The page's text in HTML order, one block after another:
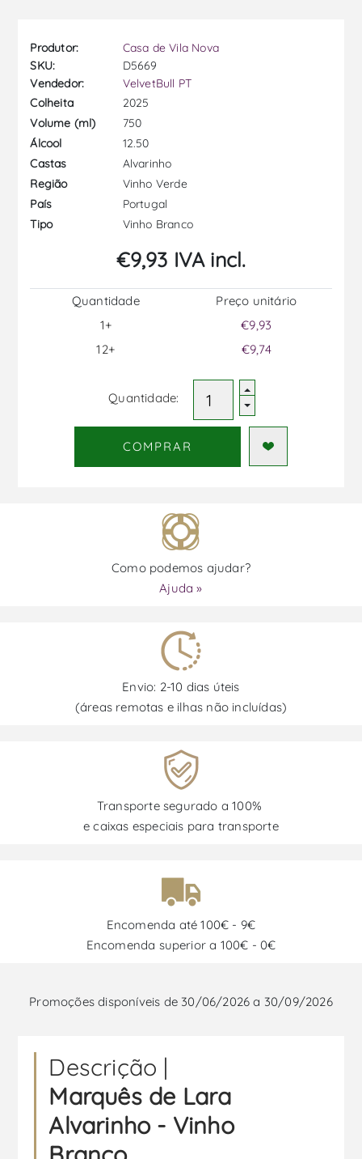
Produtor:
Casa de Vila Nova
SKU:
D5669
Vendedor:
VelvetBull PT
Colheita
2025
Volume (ml)
750
Álcool
12.50
Castas
Alvarinho
Região
Vinho Verde
País
Portugal
Tipo
Vinho Branco
€9,93 IVA incl.
Quantidade
1+
12+
Preço unitário
€9,93
€9,74
Quantidade:
COMPRAR
Como podemos ajudar?
Ajuda »
Envio: 2-10 dias úteis
(áreas remotas e ilhas não incluídas)
Transporte segurado a 100%
e caixas especiais para transporte
Encomenda até 100€ - 9€
Encomenda superior a 100€ - 0€
Promoções disponíveis de 30/06/2026 a 30/09/2026
Descrição |
Marquês de Lara
Alvarinho - Vinho